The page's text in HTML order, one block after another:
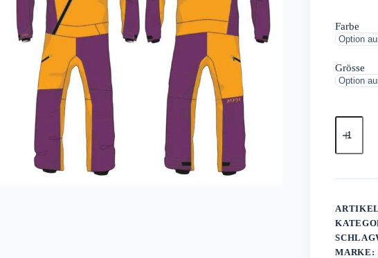
Farbe
Grösse
DRYDOR
Gravity
Suit
Saltwater
Menge
MARKE: